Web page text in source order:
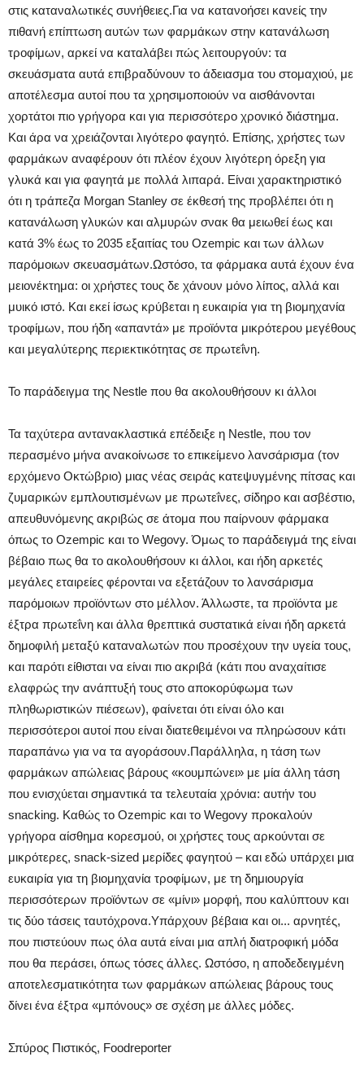
στις καταναλωτικές συνήθειες.Για να κατανοήσει κανείς την
πιθανή επίπτωση αυτών των φαρμάκων στην κατανάλωση
τροφίμων, αρκεί να καταλάβει πώς λειτουργούν: τα
σκευάσματα αυτά επιβραδύνουν το άδειασμα του στομαχιού, με
αποτέλεσμα αυτοί που τα χρησιμοποιούν να αισθάνονται
χορτάτοι πιο γρήγορα και για περισσότερο χρονικό διάστημα.
Και άρα να χρειάζονται λιγότερο φαγητό. Επίσης, χρήστες των
φαρμάκων αναφέρουν ότι πλέον έχουν λιγότερη όρεξη για
γλυκά και για φαγητά με πολλά λιπαρά. Είναι χαρακτηριστικό
ότι η τράπεζα Morgan Stanley σε έκθεσή της προβλέπει ότι η
κατανάλωση γλυκών και αλμυρών σνακ θα μειωθεί έως και
κατά 3% έως το 2035 εξαιτίας του Ozempic και των άλλων
παρόμοιων σκευασμάτων.Ωστόσο, τα φάρμακα αυτά έχουν ένα
μειονέκτημα: οι χρήστες τους δε χάνουν μόνο λίπος, αλλά και
μυικό ιστό. Και εκεί ίσως κρύβεται η ευκαιρία για τη βιομηχανία
τροφίμων, που ήδη «απαντά» με προϊόντα μικρότερου μεγέθους
και μεγαλύτερης περιεκτικότητας σε πρωτεΐνη.
Το παράδειγμα της Nestle που θα ακολουθήσουν κι άλλοι
Τα ταχύτερα αντανακλαστικά επέδειξε η Nestle, που τον
περασμένο μήνα ανακοίνωσε το επικείμενο λανσάρισμα (τον
ερχόμενο Οκτώβριο) μιας νέας σειράς κατεψυγμένης πίτσας και
ζυμαρικών εμπλουτισμένων με πρωτεΐνες, σίδηρο και ασβέστιο,
απευθυνόμενης ακριβώς σε άτομα που παίρνουν φάρμακα
όπως το Ozempic και το Wegovy. Όμως το παράδειγμά της είναι
βέβαιο πως θα το ακολουθήσουν κι άλλοι, και ήδη αρκετές
μεγάλες εταιρείες φέρονται να εξετάζουν το λανσάρισμα
παρόμοιων προϊόντων στο μέλλον. Άλλωστε, τα προϊόντα με
έξτρα πρωτεΐνη και άλλα θρεπτικά συστατικά είναι ήδη αρκετά
δημοφιλή μεταξύ καταναλωτών που προσέχουν την υγεία τους,
και παρότι είθισται να είναι πιο ακριβά (κάτι που αναχαίτισε
ελαφρώς την ανάπτυξή τους στο αποκορύφωμα των
πληθωριστικών πιέσεων), φαίνεται ότι είναι όλο και
περισσότεροι αυτοί που είναι διατεθειμένοι να πληρώσουν κάτι
παραπάνω για να τα αγοράσουν.Παράλληλα, η τάση των
φαρμάκων απώλειας βάρους «κουμπώνει» με μία άλλη τάση
που ενισχύεται σημαντικά τα τελευταία χρόνια: αυτήν του
snacking. Καθώς το Ozempic και το Wegovy προκαλούν
γρήγορα αίσθημα κορεσμού, οι χρήστες τους αρκούνται σε
μικρότερες, snack-sized μερίδες φαγητού – και εδώ υπάρχει μια
ευκαιρία για τη βιομηχανία τροφίμων, με τη δημιουργία
περισσότερων προϊόντων σε «μίνι» μορφή, που καλύπτουν και
τις δύο τάσεις ταυτόχρονα.Υπάρχουν βέβαια και οι... αρνητές,
που πιστεύουν πως όλα αυτά είναι μια απλή διατροφική μόδα
που θα περάσει, όπως τόσες άλλες. Ωστόσο, η αποδεδειγμένη
αποτελεσματικότητα των φαρμάκων απώλειας βάρους τους
δίνει ένα έξτρα «μπόνους» σε σχέση με άλλες μόδες.
Σπύρος Πιστικός, Foodreporter